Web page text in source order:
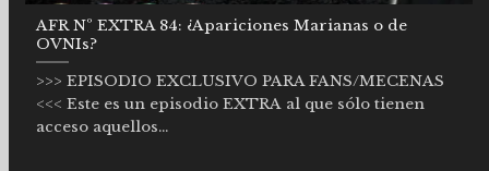
AFR Nº EXTRA 84: ¿Apariciones Marianas o de
OVNIs?
>>> EPISODIO EXCLUSIVO PARA FANS/MECENAS
<<< Este es un episodio EXTRA al que sólo tienen
acceso aquellos...